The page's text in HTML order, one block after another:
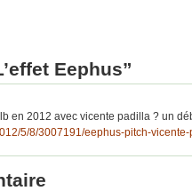
Eephus”
en 2012 avec vicente padilla ? un
5/8/3007191/eephus-pitch-